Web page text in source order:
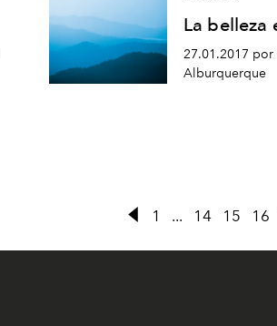
La belleza
27.01.2017
Alburquerque
1 ... 14 15 16